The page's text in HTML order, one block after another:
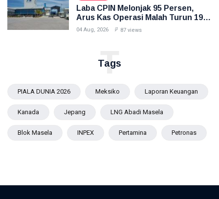
Laba CPIN Melonjak 95 Persen,
Arus Kas Operasi Malah Turun 19
Persen
04 Aug, 2026 87 views
Tags
T
PIALA DUNIA 2026 Meksiko Laporan Keuangan
Kanada Jepang LNG Abadi Masela
Blok Masela INPEX Pertamina Petronas